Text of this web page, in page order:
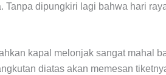
dipungkiri lagi bahwa hari
kapal melonjak sangat mahal
diatas akan memesan